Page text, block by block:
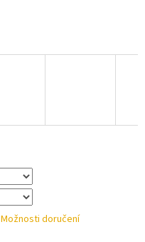
Možnosti doručení